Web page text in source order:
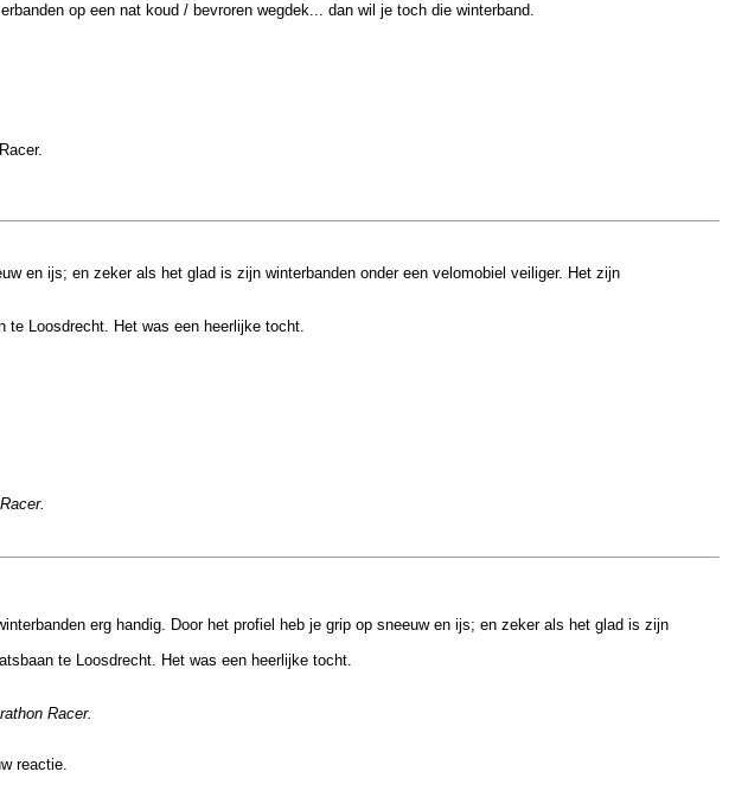
op een nat koud / bevroren wegdek... dan wil je toch die winterband.
en ijs; en zeker als het glad is zijn winterbanden onder een velomobiel veiliger. Het zijn
te Loosdrecht. Het was een heerlijke tocht.
erg handig. Door het profiel heb je grip op sneeuw en ijs; en zeker als het glad is zijn
te Loosdrecht. Het was een heerlijke tocht.
Racer.
reactie.